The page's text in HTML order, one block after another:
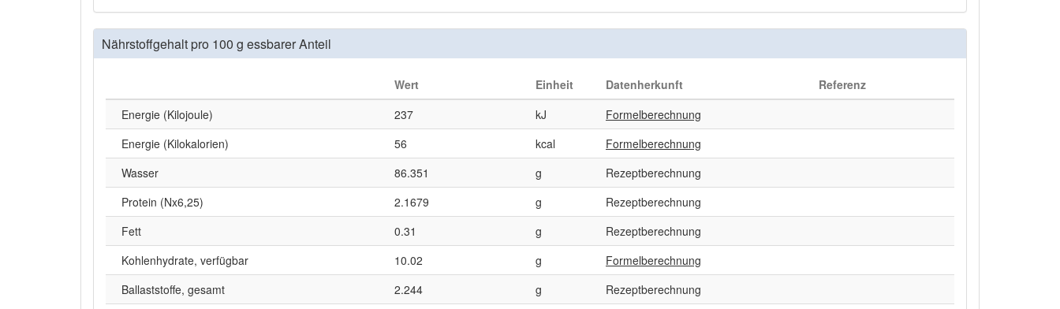
Nährstoffgehalt pro 100 g essbarer Anteil
Wert Einheit Datenherkunft
Referenz
Energie (Kilojoule)
237 kJ
Formelberechnung
Energie (Kilokalorien)
56 kcal
Formelberechnung
Wasser
86.351 g
Rezeptberechnung
Protein (Nx6,25)
2.1679 g
Rezeptberechnung
Fett
0.31 g
Rezeptberechnung
Kohlenhydrate, verfügbar
10.02 g
Formelberechnung
Ballaststoffe, gesamt
2.244 g
Rezeptberechnung